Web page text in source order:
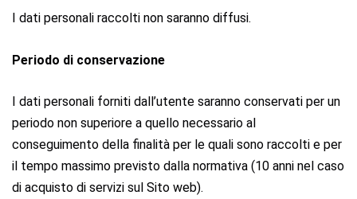
I dati personali raccolti non saranno diffusi.
Periodo di conservazione
I dati personali forniti dall’utente saranno conservati per un
periodo non superiore a quello necessario al
conseguimento della finalità per le quali sono raccolti e per
il tempo massimo previsto dalla normativa (10 anni nel caso
di acquisto di servizi sul Sito web).